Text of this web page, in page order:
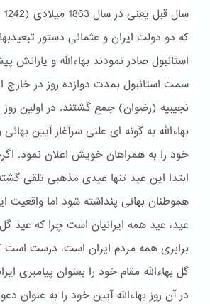
که دو دولت ایران و عثمانی دستور
استانبول صادر نمودند بهاءالله و یارانش
سمت استانبول بمدت دوازده روز در خارج
نجیبیه (رضوان) جمع گشتند. در اولین روز
بهاءالله به گونه ای علنی سرآغاز آیین
خود را به همراهان خویش اعلان نمود.
ابتدا این عید تنها عیدی مذهبی تلقی
هموطنان بهائی پنداشته شود اما واقعیت
عید، عید همه ایرانیان است چرا که عید
برابری همه مردم ایران است. درست است
گل بهاءالله مقام خود را بعنوان پیامبری
در آن روز بهاءالله آیین خود را به عنوان